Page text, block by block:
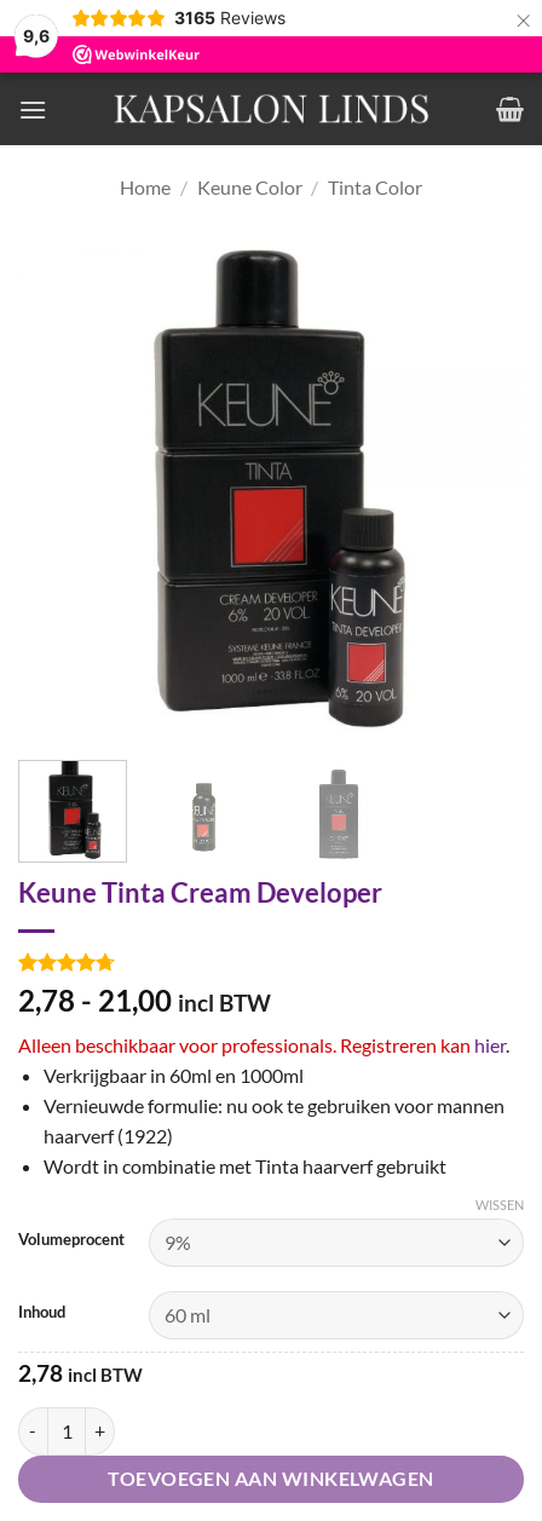
9,6
3165 Reviews ×
naar
inhoud
Home / Keune Color / Tinta Color
Keune Tinta Cream Developer
Gewaardeerd
4.7op 5
op
57
klant
waarderingen
2,78 - 21,00Prijsklasse:
tot
€21,00
incl BTW
Alleen beschikbaar voor professionals. Registreren kan hier.
Verkrijgbaar in 60ml en 1000ml
Vernieuwde formulie: nu ook te gebruiken voor mannen
haarverf (1922)
Wordt in combinatie met Tinta haarverf gebruikt
Volumeprocent
Inhoud
WISSEN
2,78 incl BTW
Keune Tinta Cream Developer aantal
TOEVOEGEN AAN WINKELWAGEN